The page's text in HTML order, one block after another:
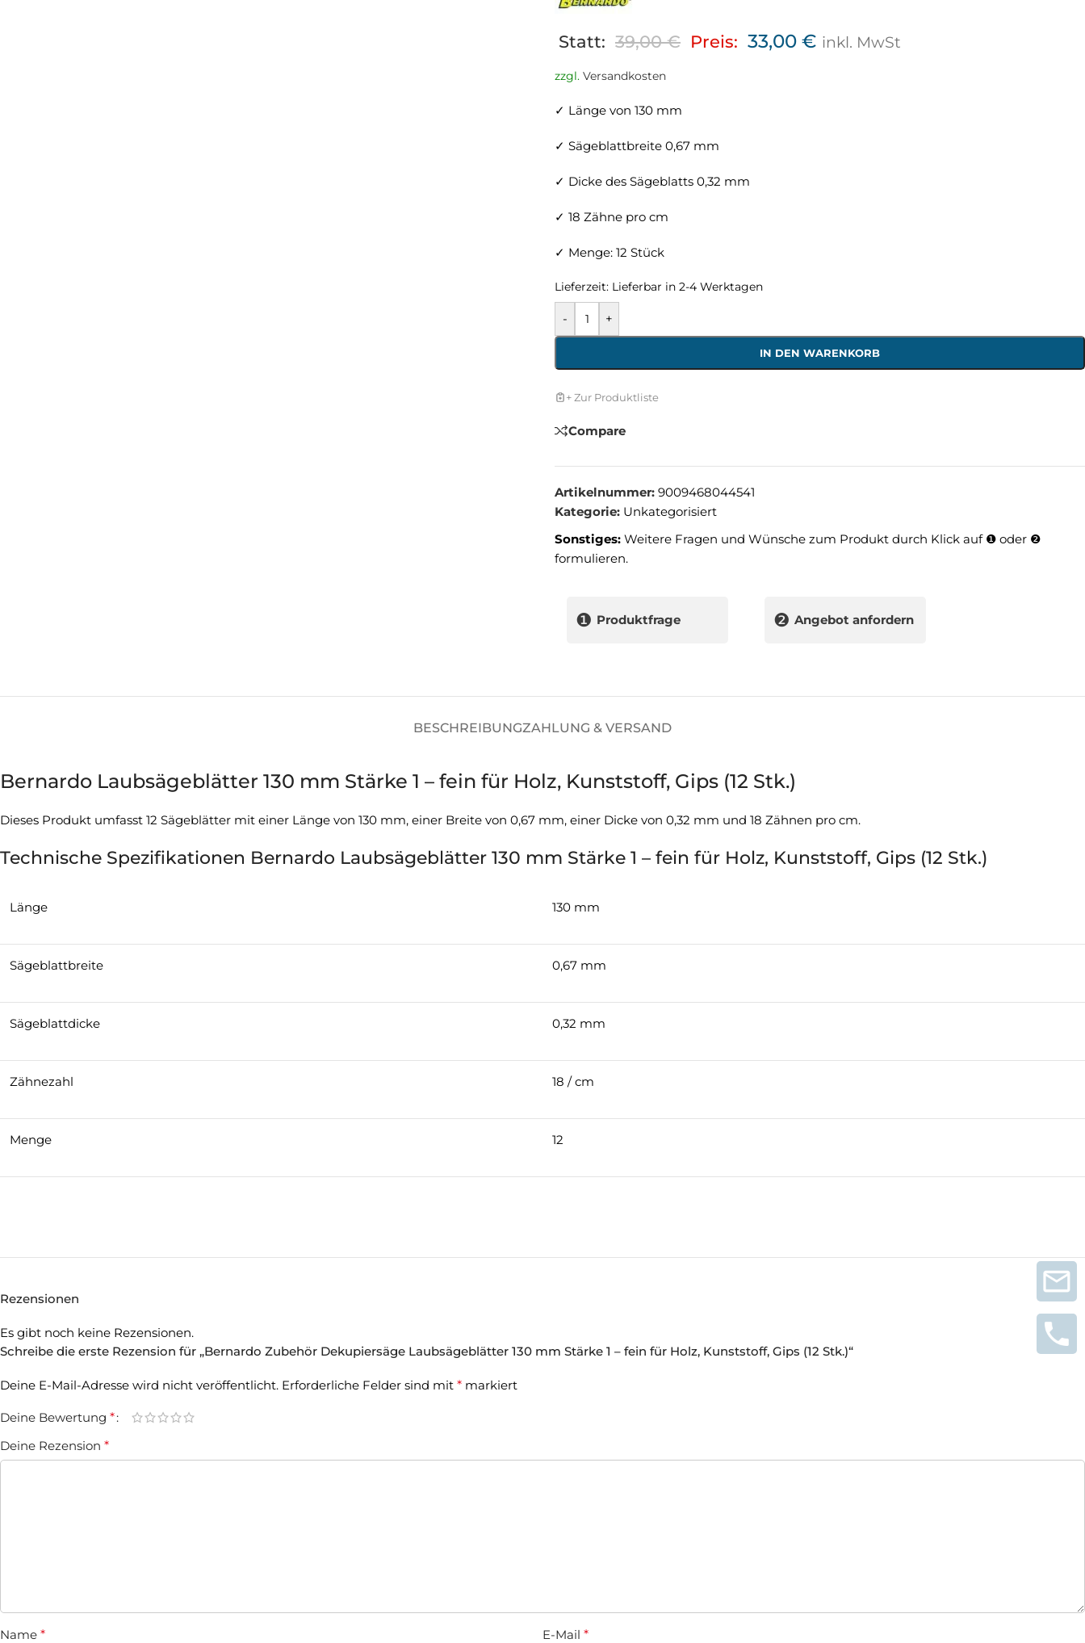
Statt: 39,00€ Preis: 33,00 € inkl. MwSt
zzgl. Versandkosten
✓ Länge von 130 mm
✓ Sägeblattbreite 0,67 mm
✓ Dicke des Sägeblatts 0,32 mm
✓ 18 Zähne pro cm
✓ Menge: 12 Stück
Lieferzeit: Lieferbar in 2-4 Werktagen
- +
IN DEN WARENKORB
+ Zur Produktliste
Compare
Artikelnummer: 9009468044541
Kategorie: Unkategorisiert
Sonstiges: Weitere Fragen und Wünsche zum Produkt durch Klick auf ❶ oder ❷
formulieren.
❶ Produktfrage ❷ Angebot anfordern
BESCHREIBUNGZAHLUNG & VERSAND
Bernardo Laubsägeblätter 130 mm Stärke 1 – fein für Holz, Kunststoff, Gips (12 Stk.)
Dieses Produkt umfasst 12 Sägeblätter mit einer Länge von 130 mm, einer Breite von 0,67 mm, einer Dicke von 0,32 mm und 18 Zähnen pro cm.
Technische Spezifikationen Bernardo Laubsägeblätter 130 mm Stärke 1 – fein für Holz, Kunststoff, Gips (12 Stk.)
Länge 130 mm
Sägeblattbreite 0,67 mm
Sägeblattdicke 0,32 mm
Zähnezahl 18 / cm
Menge 12
Rezensionen
Es gibt noch keine Rezensionen.
Schreibe die erste Rezension für „Bernardo Zubehör Dekupiersäge Laubsägeblätter 130 mm Stärke 1 – fein für Holz, Kunststoff, Gips (12 Stk.)“
Deine E-Mail-Adresse wird nicht veröffentlicht. Erforderliche Felder sind mit * markiert
Deine Bewertung *
Deine Rezension *
Name * E-Mail *